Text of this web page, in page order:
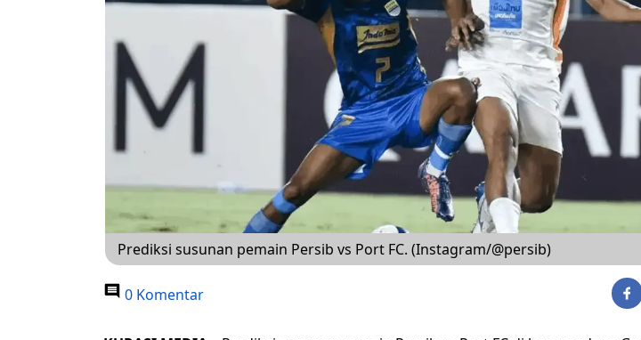
Prediksi susunan pemain Persib vs Port FC. (Instagram/@persib)
0 Komentar